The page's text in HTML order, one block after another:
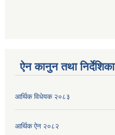
ऐन कानुन तथा निर्देशिका
आर्थिक विधेयक २०८३
आर्थिक ऐन २०८२